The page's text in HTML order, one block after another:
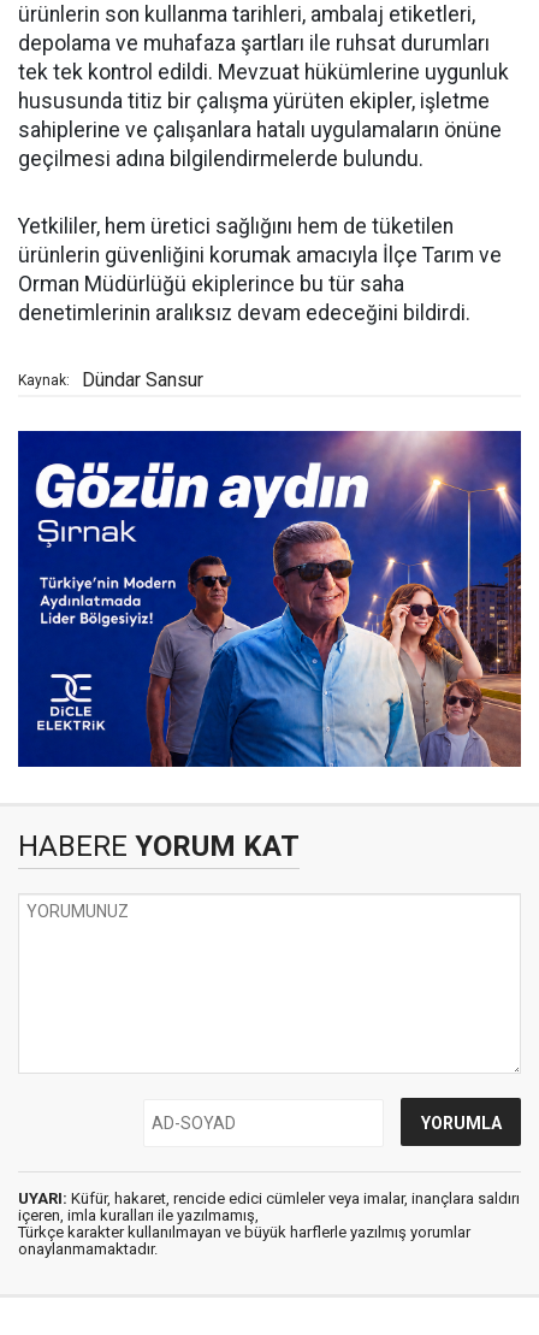
ürünlerin son kullanma tarihleri, ambalaj etiketleri,
depolama ve muhafaza şartları ile ruhsat durumları
tek tek kontrol edildi. Mevzuat hükümlerine uygunluk
hususunda titiz bir çalışma yürüten ekipler, işletme
sahiplerine ve çalışanlara hatalı uygulamaların önüne
geçilmesi adına bilgilendirmelerde bulundu.
Yetkililer, hem üretici sağlığını hem de tüketilen
ürünlerin güvenliğini korumak amacıyla İlçe Tarım ve
Orman Müdürlüğü ekiplerince bu tür saha
denetimlerinin aralıksız devam edeceğini bildirdi.
Kaynak: Dündar Sansur
HABERE YORUM KAT
UYARI: Küfür, hakaret, rencide edici cümleler veya imalar, inançlara saldırı
içeren, imla kuralları ile yazılmamış,
Türkçe karakter kullanılmayan ve büyük harflerle yazılmış yorumlar
onaylanmamaktadır.